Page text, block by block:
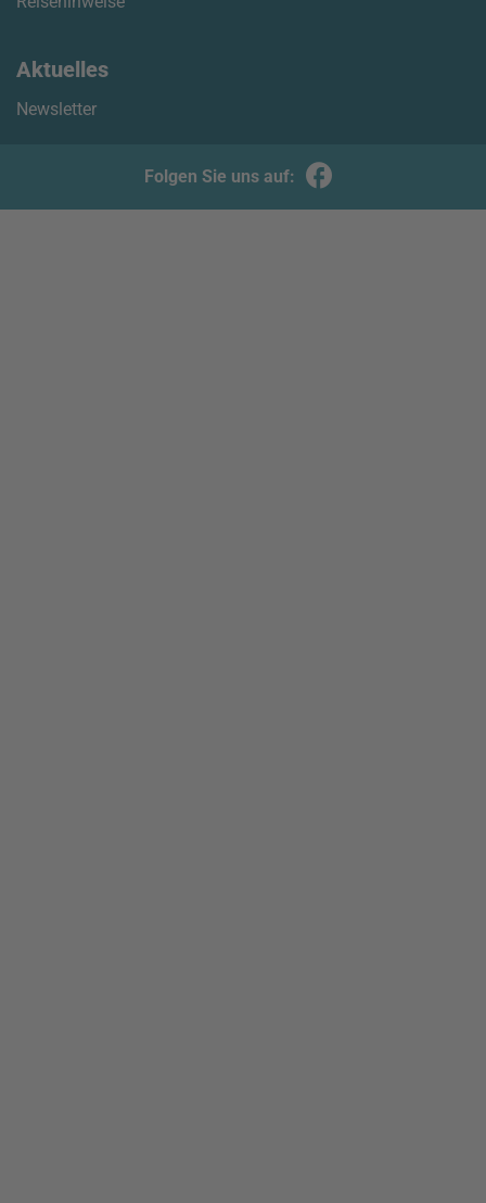
Aktuelles
Newsletter
Folgen Sie uns auf: